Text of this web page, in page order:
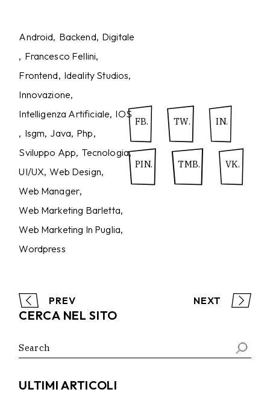
Android Backend Digitale
Francesco Fellini
Frontend Ideality Studios
Innovazione
Intelligenza Artificiale IOS
Isgm Java Php
Sviluppo App Tecnologia
UI/UX Web Design
Web Manager
Web Marketing Barletta
Web Marketing In Puglia
Wordpress
FB. TW. IN.
PIN. TMB. VK.
PREV NEXT
CERCA NEL SITO
Search
for:
ULTIMI ARTICOLI